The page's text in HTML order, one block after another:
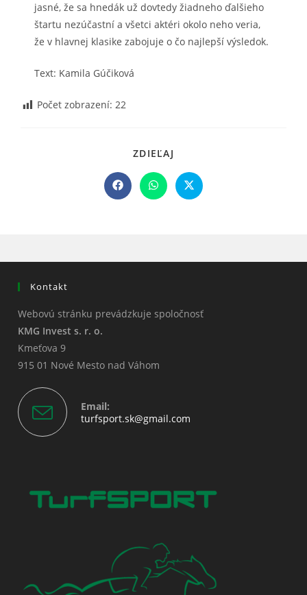
jasné, že sa hnedák už dovtedy žiadneho ďalšieho
štartu nezúčastní a všetci aktéri okolo neho veria,
že v hlavnej klasike zabojuje o čo najlepší výsledok.
Text: Kamila Gúčiková
Počet zobrazení: 22
ZDIEĽAJ
CONTENT
Opens
in
Opens
in
Opens
in
Kontakt
Webovú stránku prevádzkuje spoločnosť
KMG Invest s. r. o.
Kmeťova 9
915 01 Nové Mesto nad Váhom
Email:
turfsport.sk@gmail.com